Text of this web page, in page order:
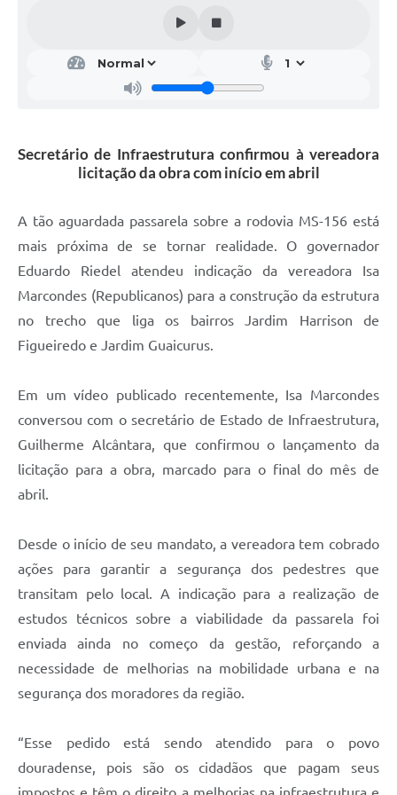
Secretário de Infraestrutura confirmou à vereadora
licitação da obra com início em abril
A tão aguardada passarela sobre a rodovia MS-156 está
mais próxima de se tornar realidade. O governador
Eduardo Riedel atendeu indicação da vereadora Isa
Marcondes (Republicanos) para a construção da estrutura
no trecho que liga os bairros Jardim Harrison de
Figueiredo e Jardim Guaicurus.
Em um vídeo publicado recentemente, Isa Marcondes
conversou com o secretário de Estado de Infraestrutura,
Guilherme Alcântara, que confirmou o lançamento da
licitação para a obra, marcado para o final do mês de
abril.
Desde o início de seu mandato, a vereadora tem cobrado
ações para garantir a segurança dos pedestres que
transitam pelo local. A indicação para a realização de
estudos técnicos sobre a viabilidade da passarela foi
enviada ainda no começo da gestão, reforçando a
necessidade de melhorias na mobilidade urbana e na
segurança dos moradores da região.
“Esse pedido está sendo atendido para o povo
douradense, pois são os cidadãos que pagam seus